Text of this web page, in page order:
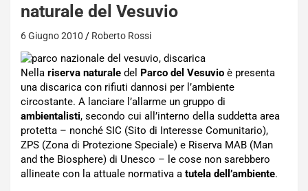
naturale del Vesuvio
6 Giugno 2010 Roberto Rossi
Nella riserva naturale del Parco del Vesuvio è presenta
una discarica con rifiuti dannosi per l’ambiente
circostante. A lanciare l’allarme un gruppo di
ambientalisti, secondo cui all’interno della suddetta area
protetta – nonché SIC (Sito di Interesse Comunitario),
ZPS (Zona di Protezione Speciale) e Riserva MAB (Man
and the Biosphere) di Unesco – le cose non sarebbero
allineate con la attuale normativa a tutela dell’ambiente.